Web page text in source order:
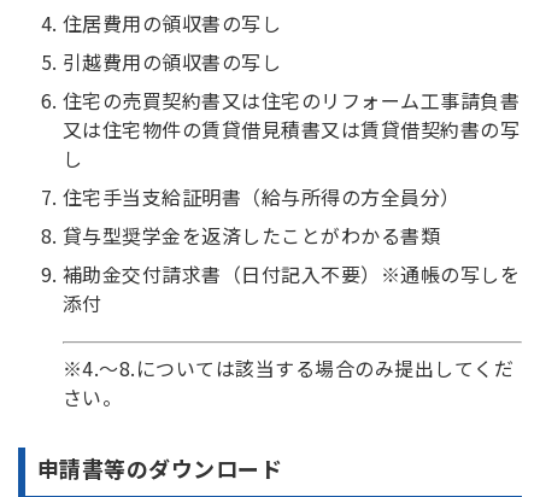
住居費用の領収書の写し
引越費用の領収書の写し
住宅の売買契約書又は住宅のリフォーム工事請負書
又は住宅物件の賃貸借見積書又は賃貸借契約書の写
し
住宅手当支給証明書（給与所得の方全員分）
貸与型奨学金を返済したことがわかる書類
補助金交付請求書（日付記入不要）※通帳の写しを
添付
※4.～8.については該当する場合のみ提出してくだ
さい。
申請書等のダウンロード